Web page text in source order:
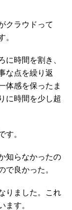
クラウドって
。
に時間を割き、
な点を繰り返
体感を保ったま
に時間を少し超
す。
知らなかったの
で良かった。
りました。これ
ます。